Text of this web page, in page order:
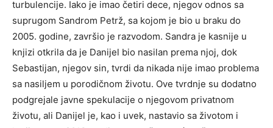
turbulencije. Iako je imao četiri dece, njegov odnos sa
suprugom Sandrom Petrž, sa kojom je bio u braku do
2005. godine, završio je razvodom. Sandra je kasnije u
knjizi otkrila da je Danijel bio nasilan prema njoj, dok
Sebastijan, njegov sin, tvrdi da nikada nije imao problema
sa nasiljem u porodičnom životu. Ove tvrdnje su dodatno
podgrejale javne spekulacije o njegovom privatnom
životu, ali Danijel je, kao i uvek, nastavio sa životom i